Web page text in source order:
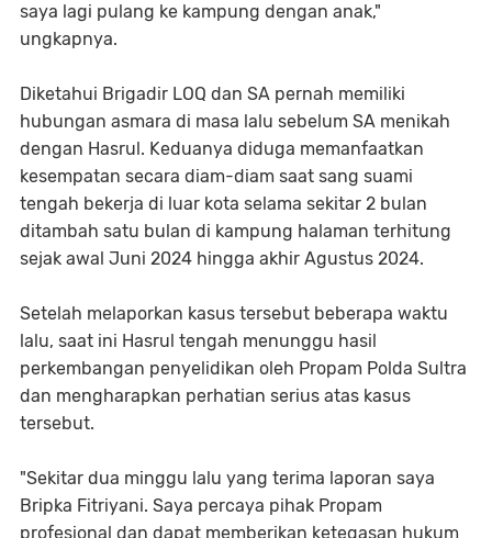
saya lagi pulang ke kampung dengan anak,"
ungkapnya.
Diketahui Brigadir LOQ dan SA pernah memiliki
hubungan asmara di masa lalu sebelum SA menikah
dengan Hasrul. Keduanya diduga memanfaatkan
kesempatan secara diam-diam saat sang suami
tengah bekerja di luar kota selama sekitar 2 bulan
ditambah satu bulan di kampung halaman terhitung
sejak awal Juni 2024 hingga akhir Agustus 2024.
Setelah melaporkan kasus tersebut beberapa waktu
lalu, saat ini Hasrul tengah menunggu hasil
perkembangan penyelidikan oleh Propam Polda Sultra
dan mengharapkan perhatian serius atas kasus
tersebut.
"Sekitar dua minggu lalu yang terima laporan saya
Bripka Fitriyani. Saya percaya pihak Propam
profesional dan dapat memberikan ketegasan hukum